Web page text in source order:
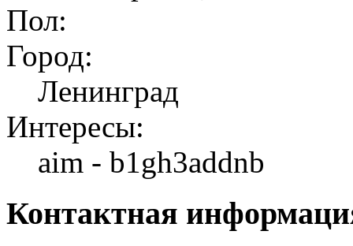
Пол:
Город:
Ленинград
Интересы:
aim - b1gh3addnb
Контактная